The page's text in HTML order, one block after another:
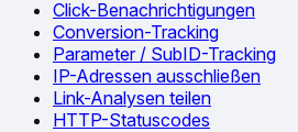
Click-Benachrichtigungen
Conversion-Tracking
Parameter / SubID-Tracking
IP-Adressen ausschließen
Link-Analysen teilen
HTTP-Statuscodes